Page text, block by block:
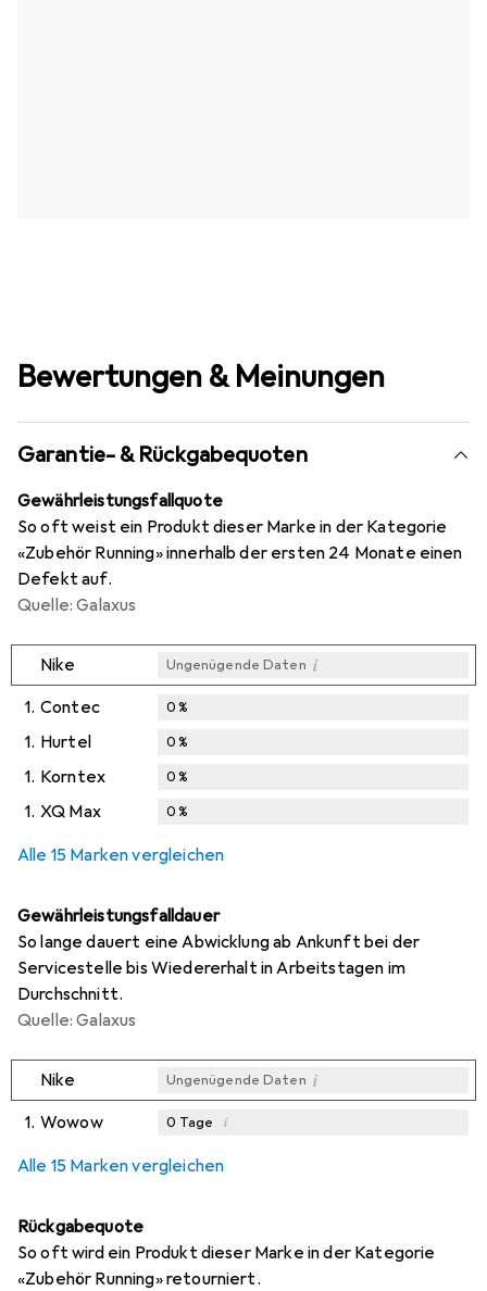
Bewertungen & Meinungen
Garantie- & Rückgabequoten
Gewährleistungsfallquote
So oft weist ein Produkt dieser Marke in der Kategorie
«Zubehör Running» innerhalb der ersten 24 Monate einen
Defekt auf.
Quelle: Galaxus
Nike Ungenügende Daten i
1. Contec 0%
1. Hurtel 0%
1. Korntex 0%
1. XQ Max 0%
Alle 15 Marken vergleichen
Gewährleistungsfalldauer
So lange dauert eine Abwicklung ab Ankunft bei der
Servicestelle bis Wiedererhalt in Arbeitstagen im
Durchschnitt.
Quelle: Galaxus
Nike Ungenügende Daten i
1. Wowow 0 Tage i
Alle 15 Marken vergleichen
Rückgabequote
So oft wird ein Produkt dieser Marke in der Kategorie
«Zubehör Running» retourniert.